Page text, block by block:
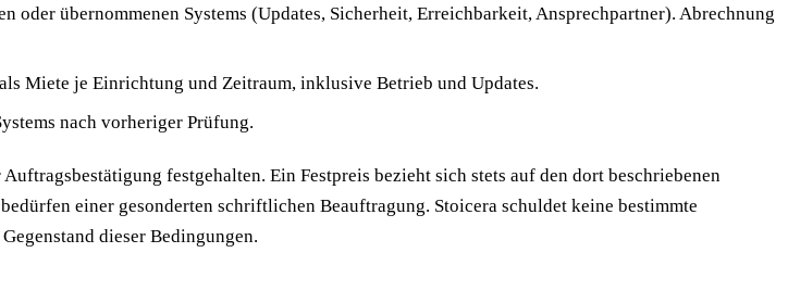
übernommenen Systems (Updates, Sicherheit, Erreichbarkeit, Ansprechpartner). Abrechnung
Miete je Einrichtung und Zeitraum, inklusive Betrieb und Updates.
nach vorheriger Prüfung.
festgehalten. Ein Festpreis bezieht sich stets auf den dort beschriebenen
einer gesonderten schriftlichen Beauftragung. Stoicera schuldet keine bestimmte
dieser Bedingungen.